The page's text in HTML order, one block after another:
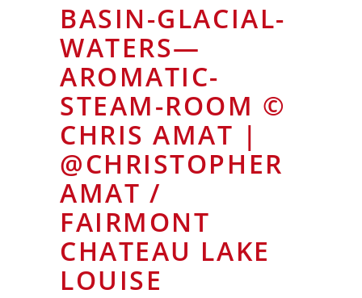
BASIN-GLACIAL-
WATERS—
AROMATIC-
STEAM-ROOM ©
CHRIS AMAT |
@CHRISTOPHER
AMAT /
FAIRMONT
CHATEAU LAKE
LOUISE